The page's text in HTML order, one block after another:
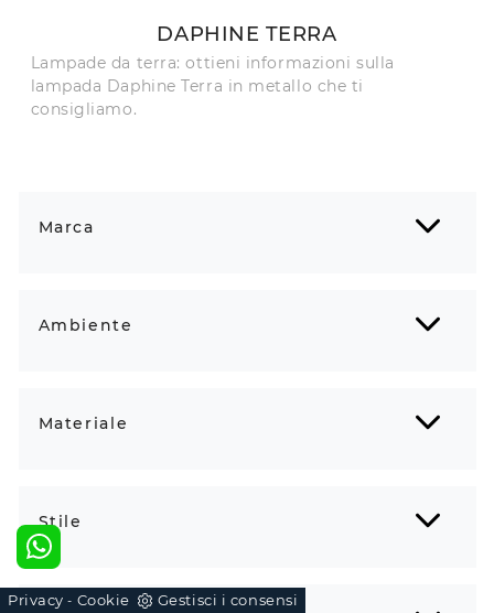
Marca
Ambiente
Materiale
Stile
DAPHINE TERRA
Lampade da terra: ottieni informazioni sulla
lampada Daphine Terra in metallo che ti
consigliamo.
Privacy - Cookie Gestisci i consensi